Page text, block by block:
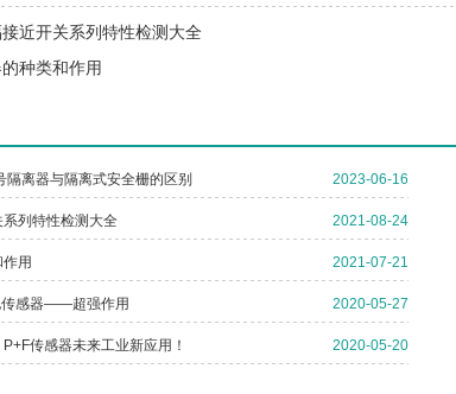
近开关系列特性检测大全
种类和作用
2023-06-16
隔离器与隔离式安全栅的区别
2021-08-24
列特性检测大全
2021-07-21
用
2020-05-27
传感器——超强作用
2020-05-20
传感器未来工业新应用！